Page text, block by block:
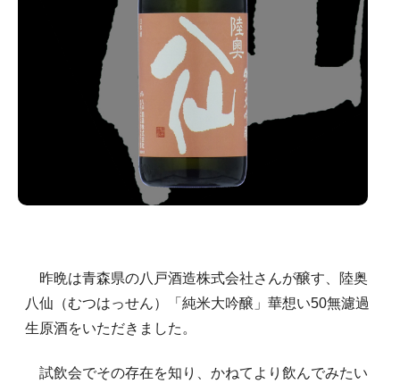
昨晩は青森県の八戸酒造株式会社さんが醸す、陸奥
八仙（むつはっせん）「純米大吟醸」華想い50無濾過
生原酒をいただきました。
試飲会でその存在を知り、かねてより飲んでみたい